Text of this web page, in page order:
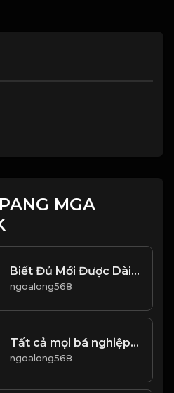
MGA
Biết Đủ Mới Được Dài Lâu Đạo
ngoalong568
Tất cả mọi bá nghiệp ngàn thu, đều bắt nguồn từ những thời khắc sơn cùng thủy tận! & Đạo
ngoalong568